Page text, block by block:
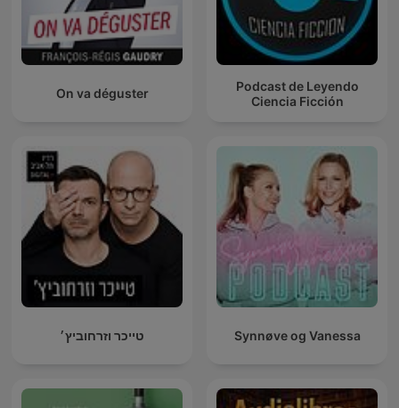
On va déguster
Podcast de Leyendo
Ciencia Ficción
טייכר וזרחוביץ׳ Synnøve og Vanessa